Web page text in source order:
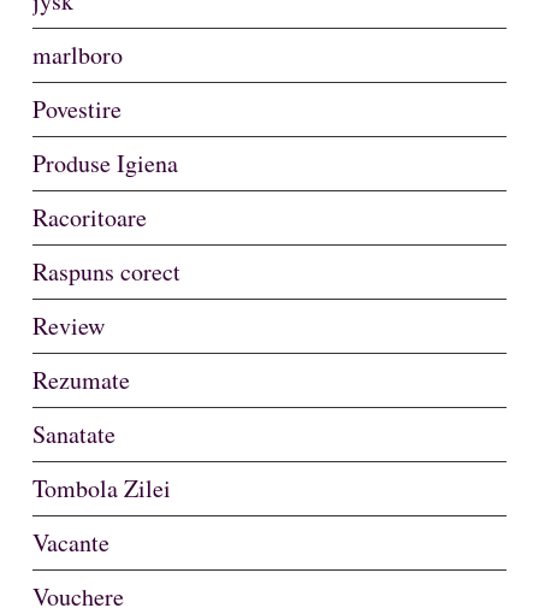
marlboro
Povestire
Produse Igiena
Racoritoare
Raspuns corect
Review
Rezumate
Sanatate
Tombola Zilei
Vacante
Vouchere